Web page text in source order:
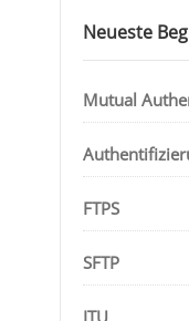
Neueste
Mutual
FTPS
SFTP
ITU